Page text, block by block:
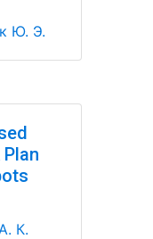
Ю. Э.
К.